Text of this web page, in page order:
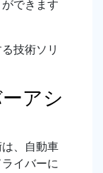
できます
技術ソリ
アシ
、自動車
イバーに